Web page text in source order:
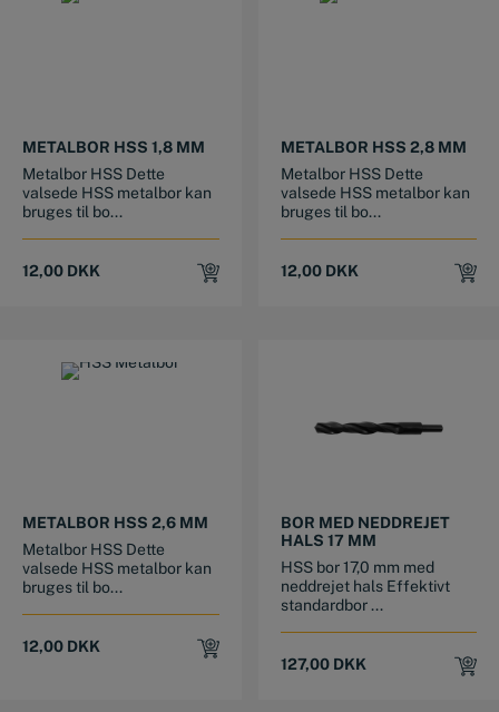
METALBOR HSS 1,8 MM
Metalbor HSS Dette
valsede HSS metalbor kan
bruges til bo...
12,00 DKK
METALBOR HSS 2,8 MM
Metalbor HSS Dette
valsede HSS metalbor kan
bruges til bo...
12,00 DKK
METALBOR HSS 2,6 MM
Metalbor HSS Dette
valsede HSS metalbor kan
bruges til bo...
12,00 DKK
BOR MED NEDDREJET
HALS 17 MM
HSS bor 17,0 mm med
neddrejet hals Effektivt
standardbor ...
127,00 DKK